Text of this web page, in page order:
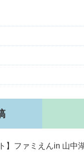
】ファミえんin 山中